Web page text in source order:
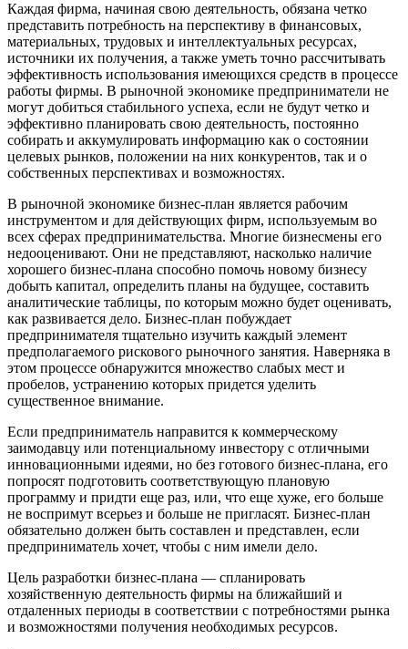
Каждая фирма, начиная свою деятельность, обязана четко
представить потребность на перспективу в финансовых,
материальных, трудовых и интеллектуальных ресурсах,
источники их получения, а также уметь точно рассчитывать
эффективность использования имеющихся средств в процессе
работы фирмы. В рыночной экономике предприниматели не
могут добиться стабильного успеха, если не будут четко и
эффективно планировать свою деятельность, постоянно
собирать и аккумулировать информацию как о состоянии
целевых рынков, положении на них конкурентов, так и о
собственных перспективах и возможностях.
В рыночной экономике бизнес-план является рабочим
инструментом и для действующих фирм, используемым во
всех сферах предпринимательства. Многие бизнесмены его
недооценивают. Они не представляют, насколько наличие
хорошего бизнес-плана способно помочь новому бизнесу
добыть капитал, определить планы на будущее, составить
аналитические таблицы, по которым можно будет оценивать,
как развивается дело. Бизнес-план побуждает
предпринимателя тщательно изучить каждый элемент
предполагаемого рискового рыночного занятия. Наверняка в
этом процессе обнаружится множество слабых мест и
пробелов, устранению которых придется уделить
существенное внимание.
Если предприниматель направится к коммерческому
заимодавцу или потенциальному инвестору с отличными
инновационными идеями, но без готового бизнес-плана, его
попросят подготовить соответствующую плановую
программу и придти еще раз, или, что еще хуже, его больше
не воспримут всерьез и больше не пригласят. Бизнес-план
обязательно должен быть составлен и представлен, если
предприниматель хочет, чтобы с ним имели дело.
Цель разработки бизнес-плана — спланировать
хозяйственную деятельность фирмы на ближайший и
отдаленных периоды в соответствии с потребностями рынка
и возможностями получения необходимых ресурсов.